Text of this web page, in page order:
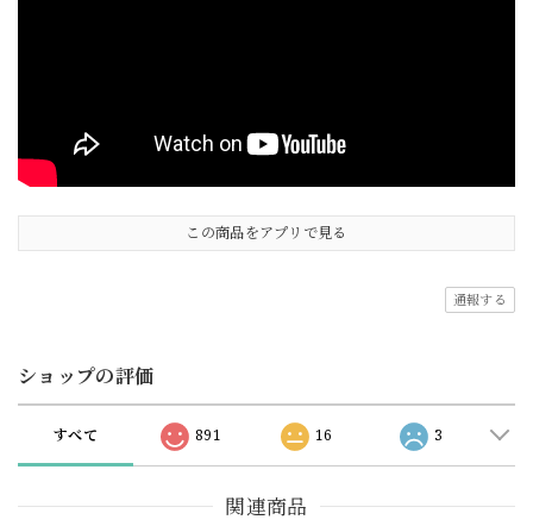
この商品をアプリで見る
通報する
ショップの評価
すべて 891 16 3
関連商品